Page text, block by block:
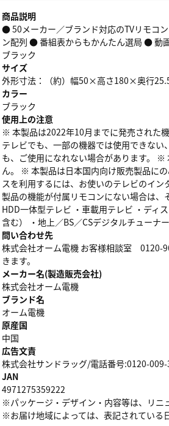
商品説明
● 50メーカー／ブランド対応のTVリモコ
ン配列 ● 番組表からもかんたん選局 ● 動
ブラック
サイズ
外形寸法：（約）幅50×高さ180×奥行
カラー
ブラック
使用上の注意
※ 本製品は2022年10月までに発売された
テレビでも、一部の機器では使用できな
も、ご使用になれない場合があります。
ん。 ※ 本製品は日本国内向け販売製品に
スを利用するには、お使いのテレビのイ
製品の機能が付属リモコンにない場合は
HDD一体型テレビ ・車載用テレビ ・ディ
含む） ・地上／BS／CSデジタルチューナー
問い合わせ先
株式会社オーム電機 お客様相談室 0120-
きます。
メーカー名(製造販売会社)
株式会社オーム電機
ブランド名
オーム電機
原産国
中国
広告文責
株式会社サンドラッグ/電話番号:0120-009-
JAN
4971275359222
※パッケージ・デザイン・内容等は、リニ
※お届け地域によっては、表記されている